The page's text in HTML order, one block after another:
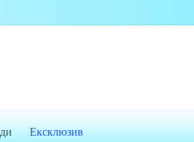
Ексклюзив